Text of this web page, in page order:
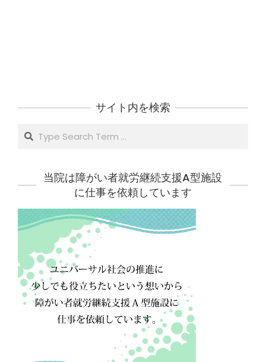
サイト内を検索
Search
当院は障がい者就労継続支援A型施設
に仕事を依頼しています